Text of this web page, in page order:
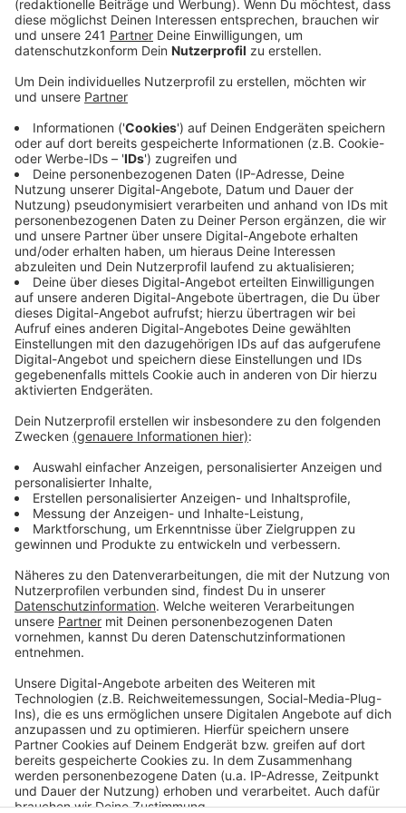
Anzeige
Veröffentlicht:Mittwoch, 23.10.2024 18:11
Anzeige
Sie streitet das Existenzrecht Israels ab. Die
Demonstrierenden hätten "from the rhine to the sea"
gerufen, so die Polizei. Sie prüft die Parole und hat im
Nachhinein der Demo sechs Ermittlungsverfahren
eingeleitet. Acht weitere Ermittlungsverfahren wurden
nach einer weiteren pro-palästinensischen
Demonstartion in Bonn erstellt.
Anzeige
Weitere strafrechtlich-relevante Parolen
Anzeige
Dort soll unter anderem ein Plakat mit der Aufschrift
"may everyday be October 7th" gezeigt worden sein.
Eine terrorverherrlichende Anspielung auf das Hamas-
Anzeige
Anzeige